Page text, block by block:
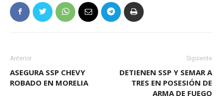
Anterior
ASEGURA SSP CHEVY
ROBADO EN MORELIA
Siguiente
DETIENEN SSP Y SEMAR A
TRES EN POSESIÓN DE
ARMA DE FUEGO